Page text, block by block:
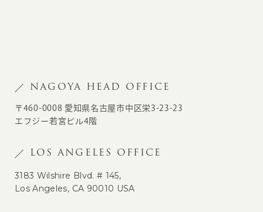
NAGOYA HEAD OFFICE
〒460-0008 愛知県名古屋市中区栄3-23-23
エフジー若宮ビル4階
LOS ANGELES OFFICE
3183 Wilshire Blvd. # 145,
Los Angeles, CA 90010 USA